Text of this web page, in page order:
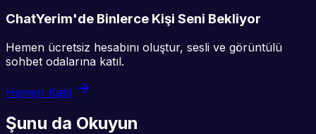
ChatYerim'de Binlerce Kişi Seni Bekliyor
Hemen ücretsiz hesabını oluştur, sesli ve görüntülü
sohbet odalarına katıl.
Hemen Katıl
Şunu da Okuyun